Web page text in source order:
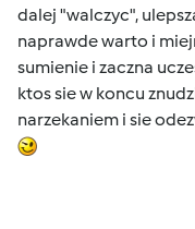
dalej "walczyc",
naprawde warto i
sumienie i zaczna
ktos sie w koncu
narzekaniem i sie